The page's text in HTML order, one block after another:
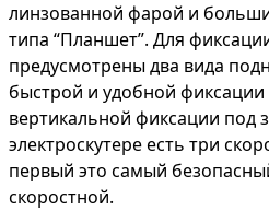
линзованной фарой и
типа “Планшет”. Для
предусмотрены два вида
быстрой и удобной
вертикальной фиксации под
электроскутере есть три
первый это самый
скоростной.